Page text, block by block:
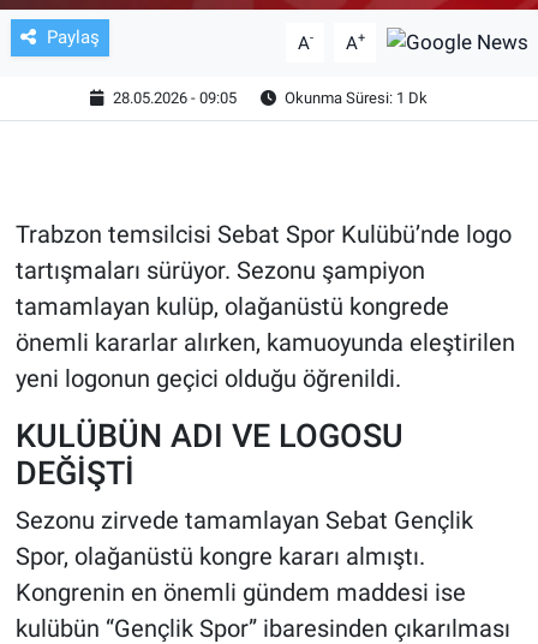
Paylaş A- A+
28.05.2026 - 09:05 Okunma Süresi: 1 Dk
Trabzon temsilcisi Sebat Spor Kulübü’nde logo
tartışmaları sürüyor. Sezonu şampiyon
tamamlayan kulüp, olağanüstü kongrede
önemli kararlar alırken, kamuoyunda eleştirilen
yeni logonun geçici olduğu öğrenildi.
KULÜBÜN ADI VE LOGOSU
DEĞİŞTİ
Sezonu zirvede tamamlayan Sebat Gençlik
Spor, olağanüstü kongre kararı almıştı.
Kongrenin en önemli gündem maddesi ise
kulübün “Gençlik Spor” ibaresinden çıkarılması
KÜLTÜR SANAT
ASAYİŞ
ÇEVRE
HABERDE İNSAN
SPOR
MAGAZİN
Bilim, Teknoloji